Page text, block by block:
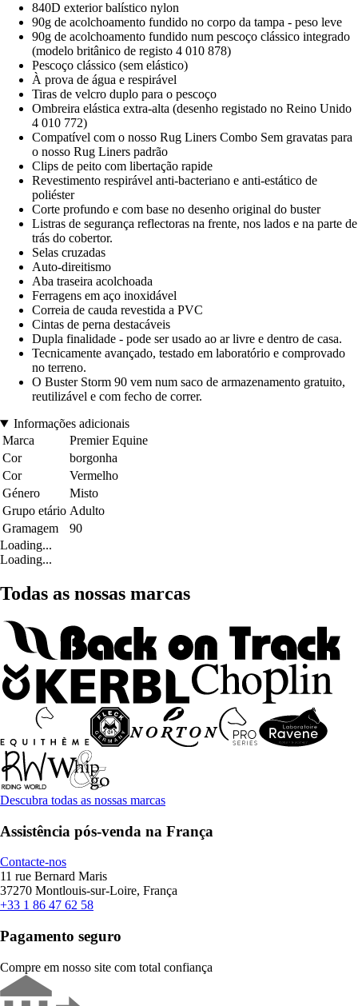
840D exterior balístico nylon
90g de acolchoamento fundido no corpo da tampa - peso leve
90g de acolchoamento fundido num pescoço clássico integrado
(modelo britânico de registo 4 010 878)
Pescoço clássico (sem elástico)
À prova de água e respirável
Tiras de velcro duplo para o pescoço
Ombreira elástica extra-alta (desenho registado no Reino Unido
4 010 772)
Compatível com o nosso Rug Liners Combo Sem gravatas para
o nosso Rug Liners padrão
Clips de peito com libertação rapide
Revestimento respirável anti-bacteriano e anti-estático de
poliéster
Corte profundo e com base no desenho original do buster
Listras de segurança reflectoras na frente, nos lados e na parte de
trás do cobertor.
Selas cruzadas
Auto-direitismo
Aba traseira acolchoada
Ferragens em aço inoxidável
Correia de cauda revestida a PVC
Cintas de perna destacáveis
Dupla finalidade - pode ser usado ao ar livre e dentro de casa.
Tecnicamente avançado, testado em laboratório e comprovado
no terreno.
O Buster Storm 90 vem num saco de armazenamento gratuito,
reutilizável e com fecho de correr.
Informações adicionais
Marca
Premier Equine
Cor
borgonha
Cor
Vermelho
Género
Misto
Grupo etário Adulto
Gramagem
90
Loading...
Loading...
Todas as nossas marcas
Descubra todas as nossas marcas
Assistência pós-venda na França
Contacte-nos
11 rue Bernard Maris
37270 Montlouis-sur-Loire, França
+33 1 86 47 62 58
Pagamento seguro
Compre em nosso site com total confiança